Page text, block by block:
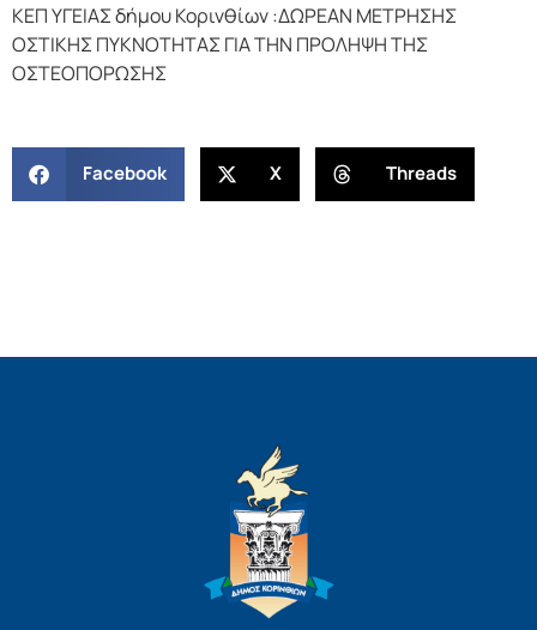
ΚΕΠ ΥΓΕΙΑΣ δήμου Κορινθίων :ΔΩΡΕΑΝ ΜΕΤΡΗΣΗΣ
ΟΣΤΙΚΗΣ ΠΥΚΝΟΤΗΤΑΣ ΓΙΑ ΤΗΝ ΠΡΟΛΗΨΗ ΤΗΣ
ΟΣΤΕΟΠΟΡΩΣΗΣ
Facebook X Threads